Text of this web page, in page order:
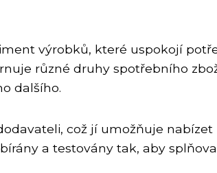
výrobků, které uspokojí
různé druhy spotřebního
dalšího.
což jí umožňuje nabízet
a testovány tak, aby